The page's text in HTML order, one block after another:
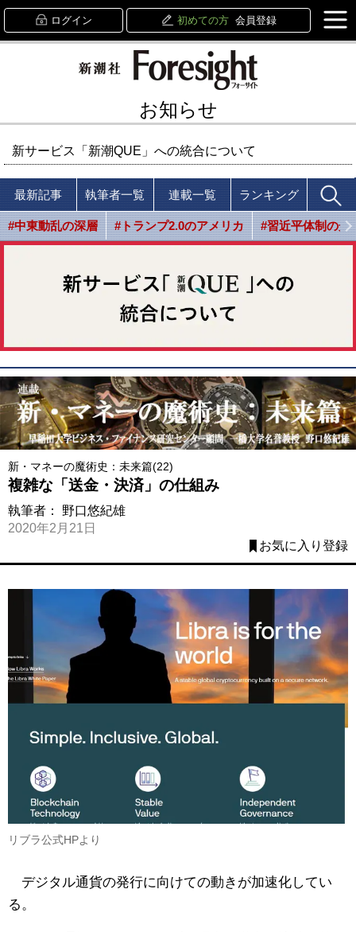
ログイン 初めての方 会員登録
お知らせ
新サービス「新潮QUE」への統合について
最新記事 執筆者一覧 連載一覧 ランキング
#中東動乱の深層 #トランプ2.0のアメリカ #習近平体制の光
新・マネーの魔術史：未来篇(22)
複雑な「送金・決済」の仕組み
執筆者： 野口悠紀雄
2020年2月21日
お気に入り登録
リブラ公式HPより
デジタル通貨の発行に向けての動きが加速化してい
る。